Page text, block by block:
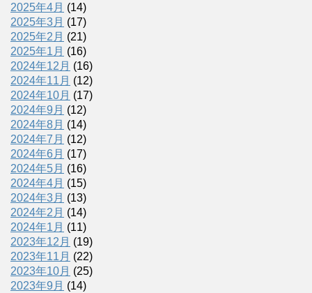
2025年4月 (14)
2025年3月 (17)
2025年2月 (21)
2025年1月 (16)
2024年12月 (16)
2024年11月 (12)
2024年10月 (17)
2024年9月 (12)
2024年8月 (14)
2024年7月 (12)
2024年6月 (17)
2024年5月 (16)
2024年4月 (15)
2024年3月 (13)
2024年2月 (14)
2024年1月 (11)
2023年12月 (19)
2023年11月 (22)
2023年10月 (25)
2023年9月 (14)